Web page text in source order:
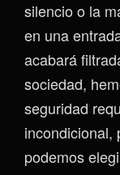
silencio o la
en una
acabará
sociedad,
seguridad
incondicional,
podemos